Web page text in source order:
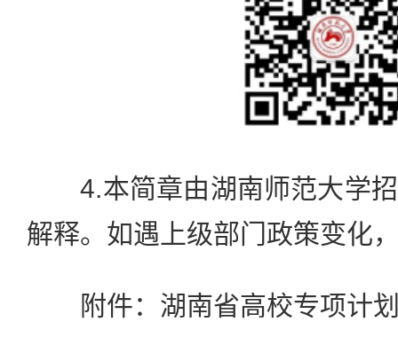
4.本简章由湖南师范大学招
解释。如遇上级部门政策变化
附件：湖南省高校专项计划